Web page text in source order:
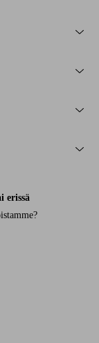
erissä
?